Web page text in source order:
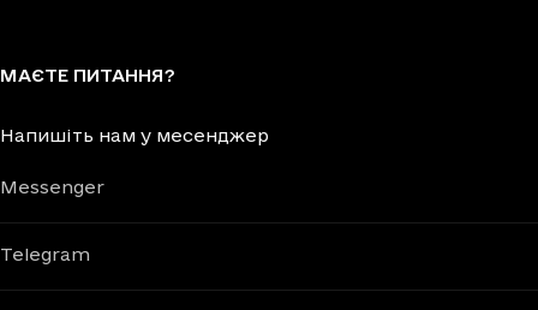
МАЄТЕ ПИТАННЯ?
Напишіть нам у месенджер
Messenger
Telegram